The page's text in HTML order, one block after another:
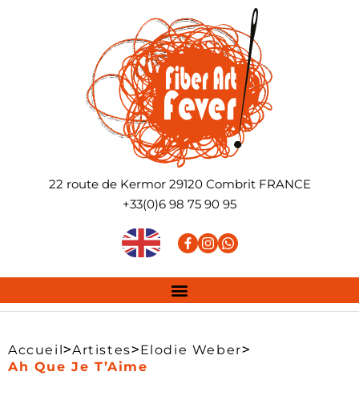
22 route de Kermor 29120 Combrit FRANCE
+33(0)6 98 75 90 95
Accueil>Artistes>Elodie Weber>
Ah Que Je T’Aime